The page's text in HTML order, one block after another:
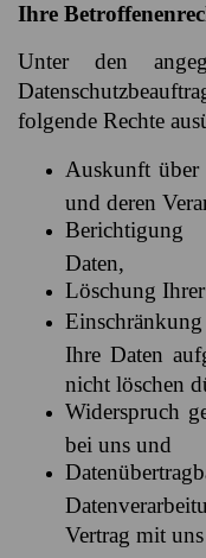
Ihre
Unter den
folgende Rechte
Auskunft über
und deren
Berichtigung
Daten,
Löschung
Ihre Daten
nicht löschen
Widerspruch
bei uns und
Vertrag mit uns